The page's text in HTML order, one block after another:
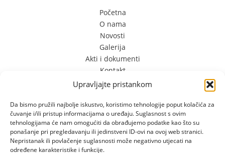
Upravljajte pristankom
Da bismo pružili najbolje iskustvo, koristimo tehnologije poput kolačića za
čuvanje i/ili pristup informacijama o uređaju. Suglasnost s ovim
tehnologijama će nam omogućiti da obrađujemo podatke kao što su
ponašanje pri pregledavanju ili jedinstveni ID-ovi na ovoj web stranici.
Nepristanak ili povlačenje suglasnosti može negativno utjecati na
određene karakteristike i funkcije.
Početna
O nama
Novosti
Galerija
Akti i dokumenti
Kontakt
Kontakt Info
Limska 3
52100 Pula, Hrvatska
+385 (0) 98 701 349 +385 (0) 52 556 610